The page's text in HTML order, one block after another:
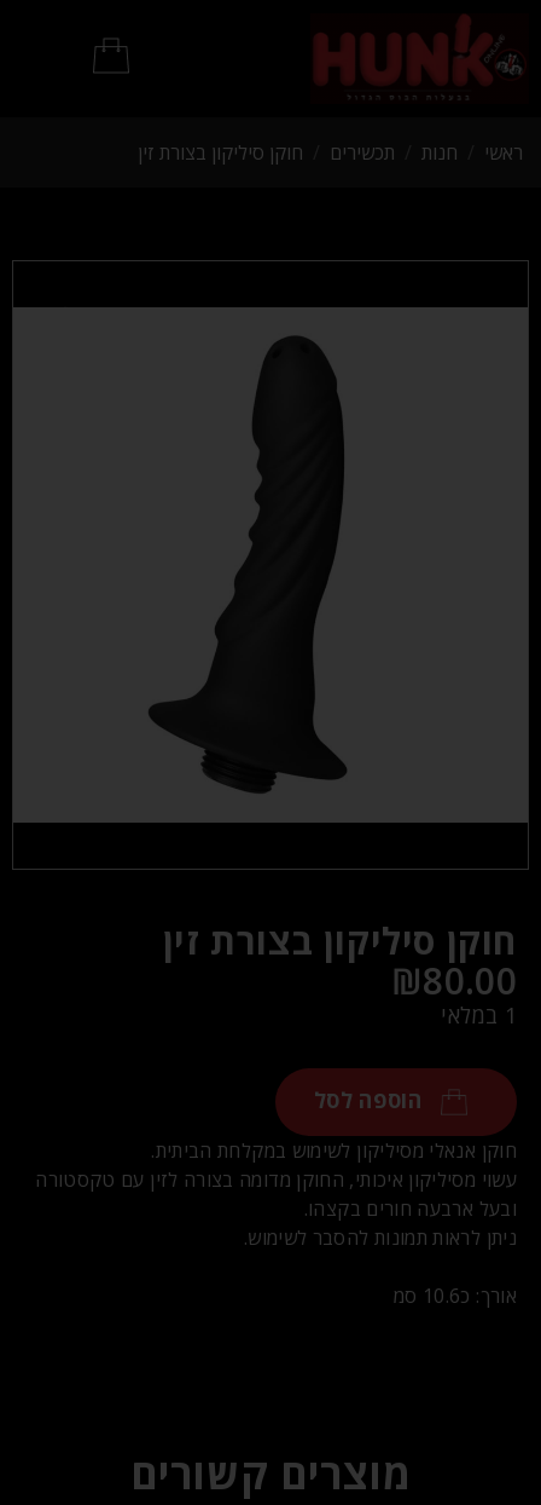
ראשי חנות תכשירים חוקן סיליקון בצורת זין
חוקן סיליקון בצורת זין
₪80.00
1 במלאי
הוספה לסל
חוקן אנאלי מסיליקון לשימוש במקלחת הביתית.
עשוי מסיליקון איכותי, החוקן מדומה בצורה לזין עם טקסטורה
ובעל ארבעה חורים בקצהו.
ניתן לראות תמונות להסבר לשימוש.
אורך: כ10.6 סמ
מוצרים קשורים